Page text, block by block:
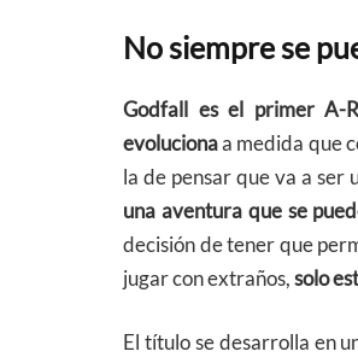
No siempre se
Godfall es el primer A-
evolucionaa medida que
la de pensar que va a ser
una aventura que se
decisión de tener que
jugar con extraños, solo
El título se desarrolla en